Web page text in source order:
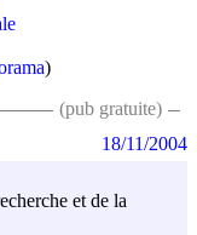
)
(pub gratuite)
et de la
18/11/2004